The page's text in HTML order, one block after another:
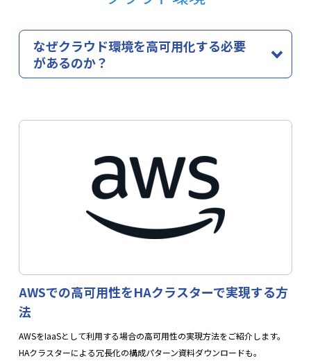
なぜクラウド環境を高可用化する必要
があるのか？
ありません。
用性は主に基盤部分に限られています。OSやアプリケー
ションの障害対策はユーザー自身の責任となります。
また、クラウドの標準サービスで提供される監視や復旧
では、主に仮想マシンやコンピュートリソースの可用性
を確保するものであり、アプリケーションレベルの障害
。アプリケーションが異常終了して
なります。
LifeKeeperはクラウド環境でもアプリケーションまで含
間を最小限に抑え、安定したサービス提供を支援しま
AWSでの高可用性をHAクラスターで実現する方
法
AWSをIaaSとして利用する場合の高可用性の実現方法をご紹介します。
HAクラスターによる冗長化の構成パターン資料ダウンロードも。